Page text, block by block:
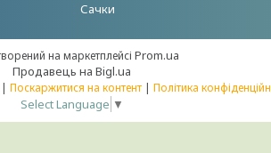
Сачки
на маркетплейсі Prom.ua
Продавець на Bigl.ua
Акваленд - інтернет магазин | Поскаржитися на контент | Політика
Select Language ▼